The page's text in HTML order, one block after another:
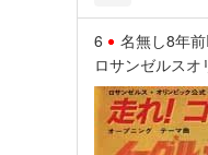
6 名無し8年前
ロサンゼルスオ